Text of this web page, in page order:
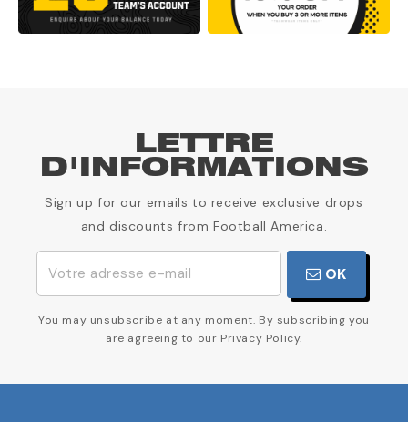
LETTRE
D'INFORMATIONS
Sign up for our emails to receive exclusive drops
and discounts from Football America.
OK
You may unsubscribe at any moment. By subscribing you
are agreeing to our Privacy Policy.